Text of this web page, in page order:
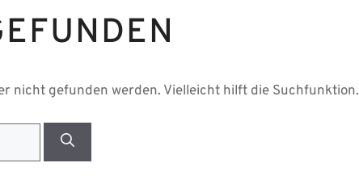
nicht gefunden werden. Vielleicht hilft die Suchfunktion.